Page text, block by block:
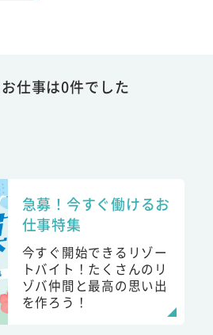
仕事は0件でした
急募！今すぐ働けるお
仕事特集
今すぐ開始できるリゾー
トバイト！たくさんのリ
ゾバ仲間と最高の思い出
を作ろう！